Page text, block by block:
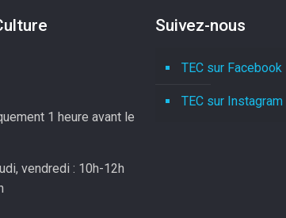
1 heure avant le
vendredi : 10h-12h
Suivez-nous
TEC sur Facebook
TEC sur Instagram